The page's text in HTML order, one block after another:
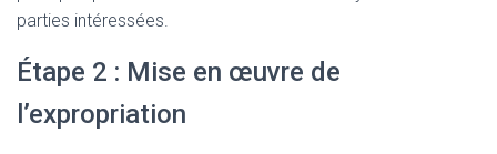
parties intéressées.
Étape 2 : Mise en œuvre de
l’expropriation